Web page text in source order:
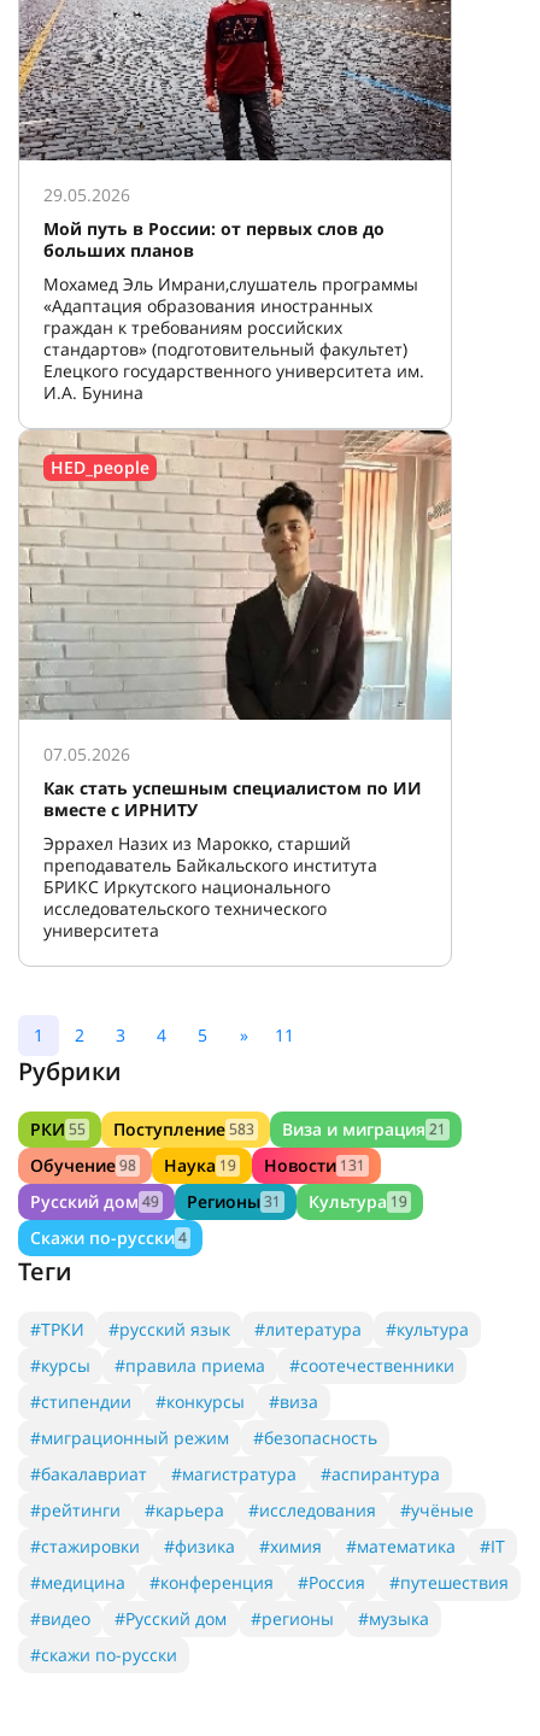
29.05.2026
Мой путь в России: от первых слов до
больших планов
Мохамед Эль Имрани,слушатель программы
«Адаптация образования иностранных
граждан к требованиям российских
стандартов» (подготовительный факультет)
Елецкого государственного университета им.
И.А. Бунина
HED_people
07.05.2026
Как стать успешным специалистом по ИИ
вместе с ИРНИТУ
Эррахел Назих из Марокко, старший
преподаватель Байкальского института
БРИКС Иркутского национального
исследовательского технического
университета
1 2 3 4 5 » 11
Рубрики
РКИ 55 Поступление583 Виза и миграция 21
Обучение98 Наука 19 Новости 131
Русский дом 49 Регионы31 Культура 19
Скажи по-русски4
Теги
#ТРКИ #русский язык #литература
#культура
#курсы
#правила приема
#соотечественники
#стипендии
#конкурсы
#виза
#миграционный режим
#безопасность
#бакалавриат
#магистратура
#аспирантура
#рейтинги
#карьера #исследования
#учёные
#стажировки
#физика #химия #математика
#IT
#медицина
#конференция #Россия
#путешествия
#видео
#Русский дом #регионы
#музыка
#скажи по-русски